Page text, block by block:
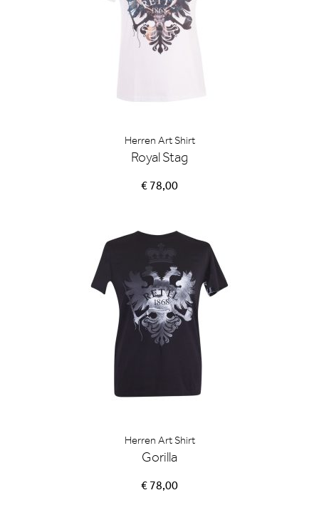
Herren Art Shirt
Royal Stag
€ 78,00
Herren Art Shirt
Gorilla
€ 78,00